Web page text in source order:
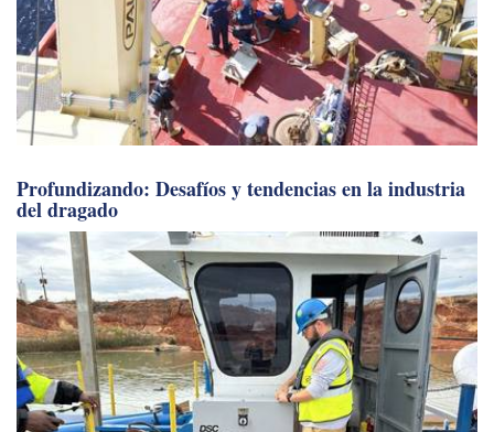
Profundizando: Desafíos y tendencias en la industria
del dragado